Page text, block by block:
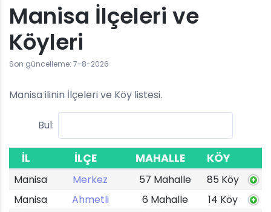
Manisa İlçeleri ve
Köyleri
Son güncelleme: 7-8-2026
Manisa ilinin İlçeleri ve Köy listesi.
Bul:
İL İLÇE MAHALLE KÖY
Manisa Merkez 57 Mahalle
85 Köy
Manisa
Ahmetli 6 Mahalle
14 Köy